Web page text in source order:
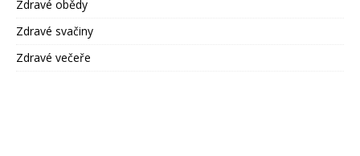
Zdravé obědy
Zdravé svačiny
Zdravé večeře